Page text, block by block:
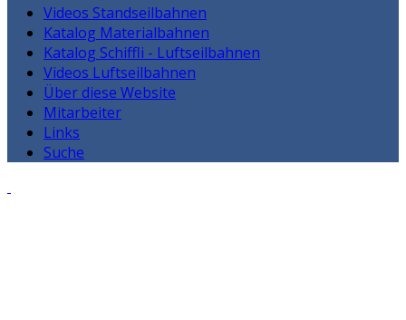
Videos Standseilbahnen
Katalog Materialbahnen
Katalog Schiffli - Luftseilbahnen
Videos Luftseilbahnen
Über diese Website
Mitarbeiter
Links
Suche